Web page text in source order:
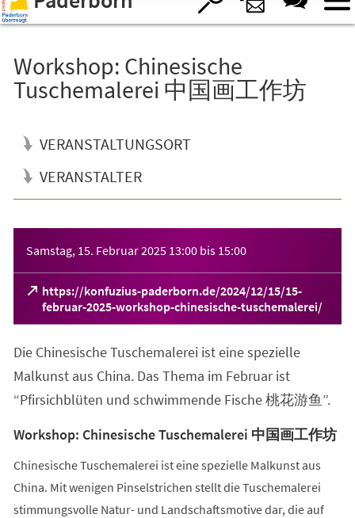
öffnen.
Workshop: Chinesische
Tuschemalerei 中国画工作坊
VERANSTALTUNGSORT
VERANSTALTER
Samstag, 15. Februar 2025 13:00 bis 15:00
https://konfuzius-paderborn.de/2024/12/15/15-
februar-2025-workshop-chinesische-tuschemalerei/
(Öffnet
in
neuen
Tab)
Die Chinesische Tuschemalerei ist eine spezielle
Malkunst aus China. Das Thema im Februar ist
“Pfirsichblüten und schwimmende Fische 桃花游鱼”.
Workshop: Chinesische Tuschemalerei 中国画工作坊
Chinesische Tuschemalerei ist eine spezielle Malkunst aus
China. Mit wenigen Pinselstrichen stellt die Tuschemalerei
stimmungsvolle Natur- und Landschaftsmotive dar, die auf